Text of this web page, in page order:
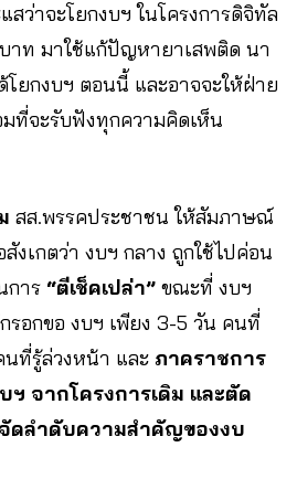
ว่าจะโยกงบฯ ในโครงการดิจิทัล
าท มาใช้แก้ปัญหายาเสพติด นา
โยกงบฯ ตอนนี้ และอาจจะให้ฝ่าย
ที่จะรับฟังทุกความคิดเห็น
สส.พรรคประชาชน ให้สัมภาษณ์
สังเกตว่า งบฯ กลาง ถูกใช้ไปค่อน
การ “ตีเช็คเปล่า” ขณะที่ งบฯ
รอกขอ งบฯ เพียง 3-5 วัน คนที่
ที่รู้ล่วงหน้า และ ภาคราชการ
จากโครงการเดิม และตัด
ดลำดับความสำคัญของงบ